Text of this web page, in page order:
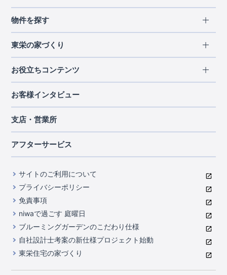
物件を探す
エリアから探す
北海道・東北
北海道
宮城県
千葉県
中部
山梨県
静岡県
滋賀県
京都府
中国・四国
岡山県
広島県
九州・沖縄
福岡県
熊本県
東栄の家づくり
長期優良住宅
住宅性能評価書
ブルーミングガーデンは地震につよい<建物編>
室内空間を快適に保つ断熱性能
コストパフォーマンスに自信
充実のアフターサポート
第三者評価によるお墨付き
家づくりのプロにも選ばれるブルーミングガーデン
住んでみるとじわじわ伝わる暮らしやすさへのこだわり
自社一貫体制
お役立ちコンテンツ
ご契約までの道のり
現地見学ガイド
ご紹介制度のご案内
東栄INDEX（用語集）
お客様インタビュー
支店・営業所
アフターサービス
サイトのご利用について
プライバシーポリシー
免責事項
niwaで過ごす 庭曜日
ブルーミングガーデンのこだわり仕様
自社設計士考案の新仕様プロジェクト始動
東栄住宅の家づくり